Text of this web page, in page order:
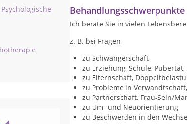
Ich berate Sie in vielen
z. B. bei Fragen
zu Schwangerschaft
zu Erziehung, Schule,
zu Elternschaft,
zu Probleme in
zu Partnerschaft, Frau-Sein/
zu Um- und Neuorientierung
zu Beschwerden in den